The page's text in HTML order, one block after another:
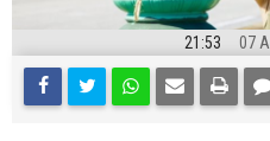
21:53 07